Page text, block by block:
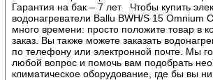
Гарантия на бак – 7 лет Чтобы купить
водонагреватели Ballu BWH/S 15 Omnium
много времени: просто положите товар в
заказ. Вы также можете заказать
по телефону или электронной почте. Мы
любой вопрос и помочь вам подобрать
климатическое оборудование, где бы вы